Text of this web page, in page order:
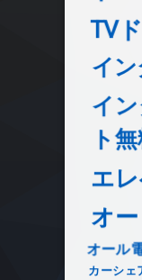
TV
イン
イ
ト
エ
オ
オール
カーシェ